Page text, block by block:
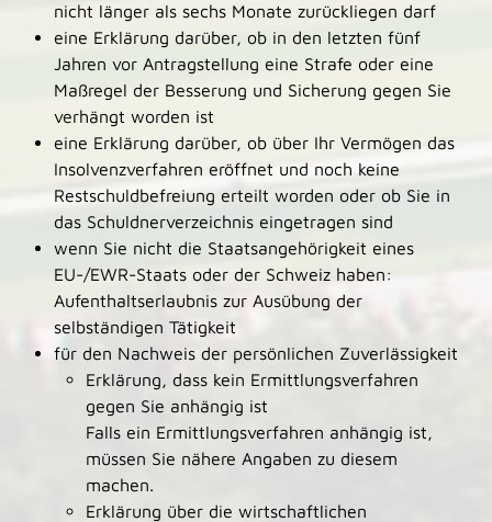
nicht länger als sechs Monate zurückliegen darf
eine Erklärung darüber, ob in den letzten fünf
Jahren vor Antragstellung eine Strafe oder eine
Maßregel der Besserung und Sicherung gegen Sie
verhängt worden ist
eine Erklärung darüber, ob über Ihr Vermögen das
Insolvenzverfahren eröffnet und noch keine
Restschuldbefreiung erteilt worden oder ob Sie in
das Schuldnerverzeichnis eingetragen sind
wenn Sie nicht die Staatsangehörigkeit eines
EU-/EWR-Staats oder der Schweiz haben:
Aufenthaltserlaubnis zur Ausübung der
selbständigen Tätigkeit
für den Nachweis der persönlichen Zuverlässigkeit
Erklärung, dass kein Ermittlungsverfahren
gegen Sie anhängig ist
Falls ein Ermittlungsverfahren anhängig ist,
müssen Sie nähere Angaben zu diesem
machen.
Erklärung über die wirtschaftlichen